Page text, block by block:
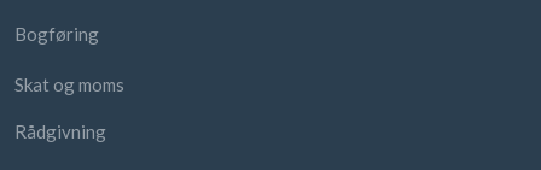
Bogføring
Skat og moms
Rådgivning